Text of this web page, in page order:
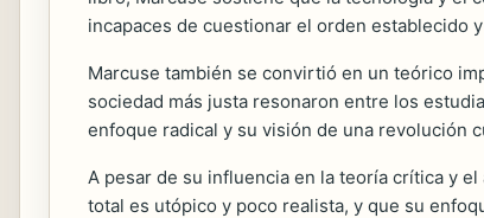
incapaces de cuestionar el orden establecido
Marcuse también se convirtió en un teórico
sociedad más justa resonaron entre los
enfoque radical y su visión de una revolución
A pesar de su influencia en la teoría crítica y
total es utópico y poco realista, y que su